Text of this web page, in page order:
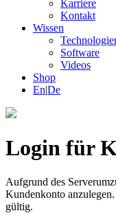
Karriere
Kontakt
Wissen
Software
Videos
Shop
En|De
Login für
Aufgrund des
Kundenkonto
gültig.